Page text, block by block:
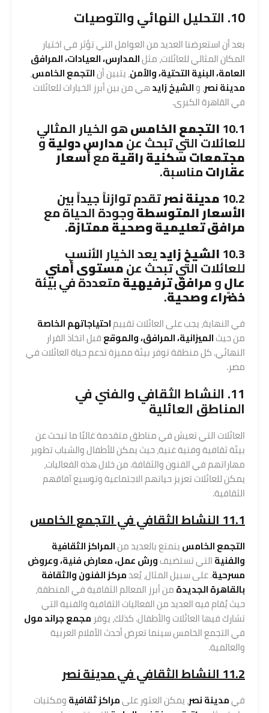
10. التحليل النهائي والتوصيات
بعد أن استعرضنا العديد من العوامل التي تؤثر في اختيار
المكان المثالي للعائلات، مثلالمدارس، العيادات، المرافق
العامة، البنية التحتية، والأمن، يتبين أنالتجمع الخامس،
مدينة نصر، والشيخ زايدهي من بين أبرز الخيارات للعائلات
في القاهرة الكبرى.
10.1التجمع الخامسهو الخيار المثالي
للعائلات التي تبحث عنمدارس دوليةو
مجتمعات سكنية راقيةمعأسعار
عقاراتمناسبة.
10.2مدينة نصرتقدم توازناً جيداً بين
الأسعار المتوسطةوجودة الحياة مع
مرافق تعليمية وصحية ممتازة.
10.3الشيخ زايديعد الخيار الأنسب
للعائلات التي تبحث عنمستوى أمني
عالٍومرافق ترفيهيةمتعددة في بيئة
خضراء وصحية.
في النهاية، يجب على العائلات تقييماحتياجاتهم الخاصة
من حيثالميزانية، المرافق، والموقعقبل اتخاذ القرار
النهائي. كل منطقة توفر بيئة مميزة تدعم حياة العائلات في
مصر.
11. النشاط الثقافي والفني في
المناطق العائلية
العائلات التي تعيش في مناطق متقدمة غالبًا ما تبحث عن
بيئة ثقافية وفنية غنية، حيث يمكن للأطفال والشباب تطوير
مهاراتهم في الفنون والثقافة. من خلال هذه الفعاليات،
يمكن للعائلات تعزيز حياتهم الاجتماعية وتوسيع آفاقهم
الثقافية.
11.1 النشاط الثقافي في التجمع الخامس
التجمع الخامسيتمتع بالعديد منالمراكز الثقافية
والفنيةالتي تستضيفورش عمل، معارض فنية، وعروض
مسرحية. على سبيل المثال، يُعدمركز الفنون والثقافة
بالقاهرة الجديدةمن أبرز المعالم الثقافية في المنطقة،
حيث يُقام فيه العديد من الفعاليات الثقافية والفنية التي
تشارك فيها العائلات والأطفال. كذلك، يوفر مجمع جراند مول
في التجمع الخامس سينما تعرض أحدث الأفلام العربية
والعالمية.
11.2 النشاط الثقافي في مدينة نصر
فيمدينة نصر، يمكن العثور علىمراكز ثقافيةومكتبات